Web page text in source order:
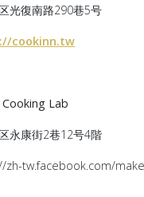
光復南路290巷5号
cookinn.tw
Lab
永康街2巷12号4階
tw.facebook.com/